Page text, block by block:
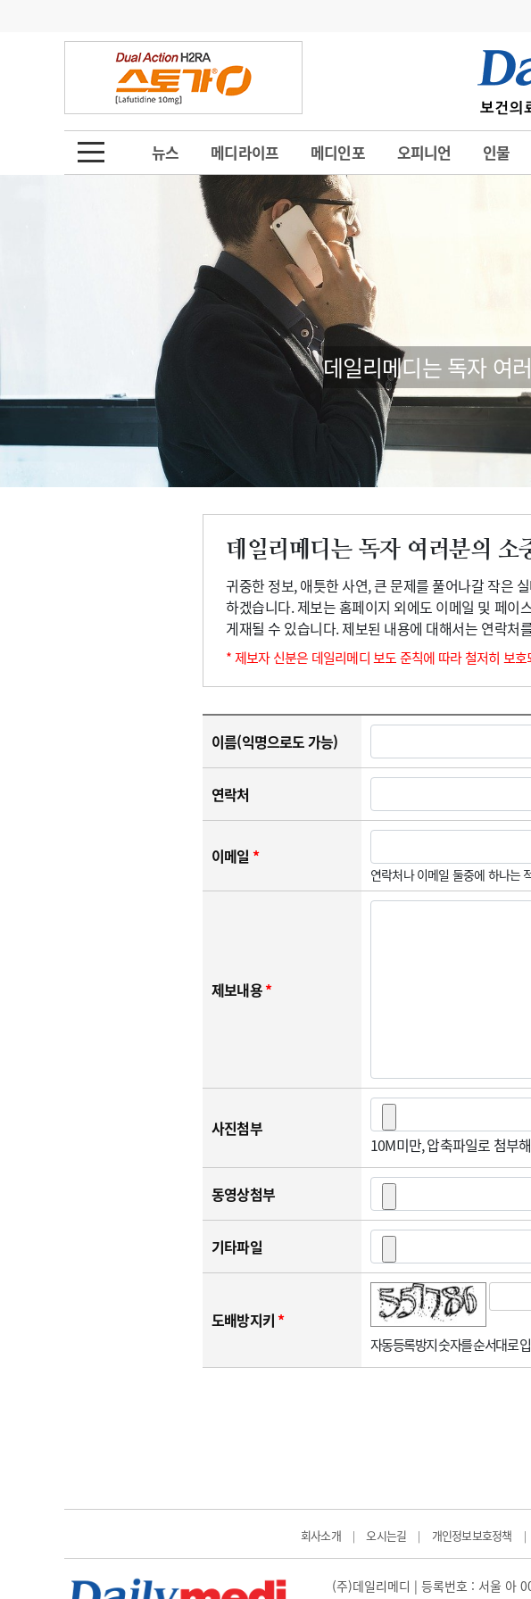
뉴스 메디라이프 메디인포 오피니언 인물
금주의 검색어
1
의사인력 수급 추계
2
성분명 처방
3
AI의료
4
전공의 모집 결과
의사국시 합격률
메디인포 사고
오피니언 칼럼 수첩
인물 초대석 피플
포토뉴스
지역병원 중소병원
행정처분 판례
학회·연수강좌 학회/연수강좌 행사
법적고지
데일리메디는 독자 여
데일리메디는 독자 여러분의 소
귀중한 정보, 애틋한 사연, 큰 문제를 풀어나갈 작은
하겠습니다. 제보는 홈페이지 외에도 이메일 및 페이
게재될 수 있습니다. 제보된 내용에 대해서는 연락처
* 제보자 신분은 데일리메디 보도 준칙에 따라 철저히 보
이름(익명으로도 가능)
연락처
이메일 *
연락처나 이메일 둘중에 하나는
제보내용*
사진첨부
10M미만, 압축파일로 첨부
동영상첨부
기타파일
도배방지키 *
자동등록방지 숫자를 순서대로
회사소개 | 오시는길 | 개인정보보호정책 |
(주)데일리메디 | 등록번호 : 서울 아